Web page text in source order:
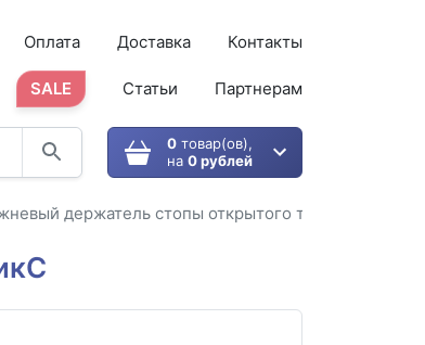
Оплата Доставка Контакты
SALE Статьи Партнерам
0товар(ов),
на 0 рублей
держатель стопы открытого типа